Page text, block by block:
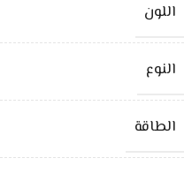
اللون
النوع
الطاقة